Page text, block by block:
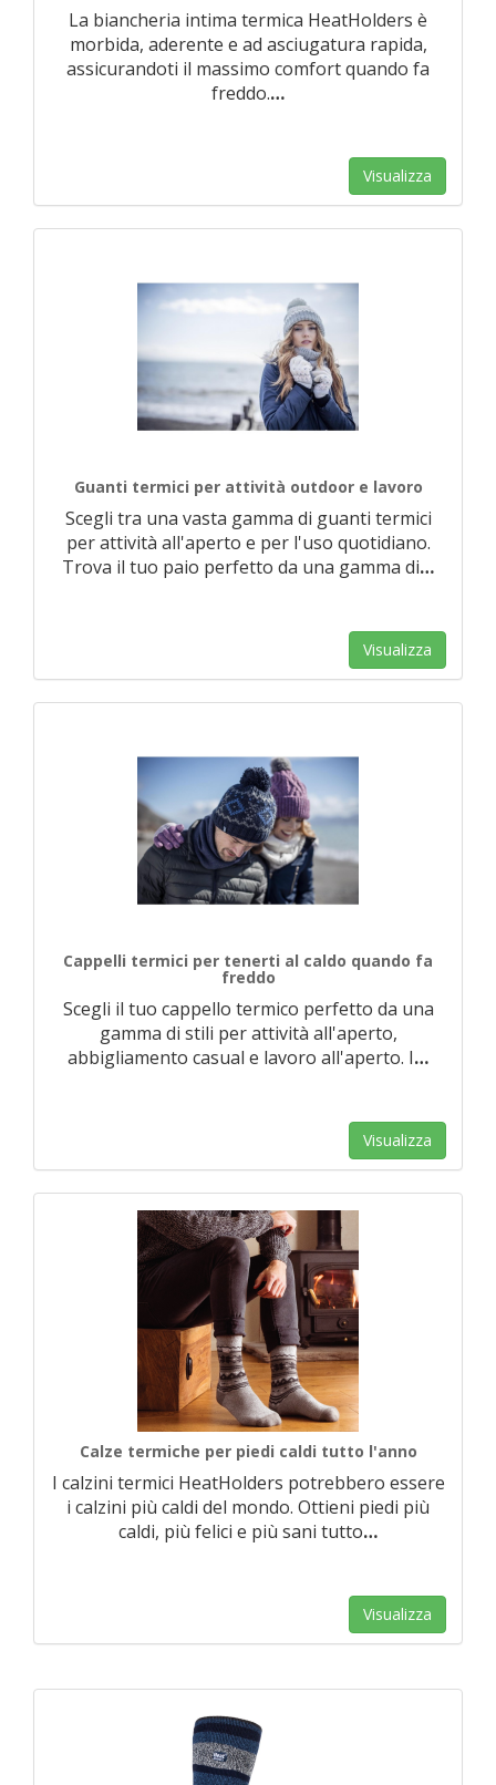
La biancheria intima termica HeatHolders è
morbida, aderente e ad asciugatura rapida,
assicurandoti il massimo comfort quando fa
freddo.…
Visualizza
Guanti termici per attività outdoor e lavoro
Scegli tra una vasta gamma di guanti termici
per attività all'aperto e per l'uso quotidiano.
Trova il tuo paio perfetto da una gamma di…
Visualizza
Cappelli termici per tenerti al caldo quando fa
freddo
Scegli il tuo cappello termico perfetto da una
gamma di stili per attività all'aperto,
abbigliamento casual e lavoro all'aperto. I…
Visualizza
Calze termiche per piedi caldi tutto l'anno
I calzini termici HeatHolders potrebbero essere
i calzini più caldi del mondo. Ottieni piedi più
caldi, più felici e più sani tutto…
Visualizza